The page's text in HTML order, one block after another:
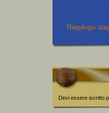
Riepilogo
Devi essere iscritto